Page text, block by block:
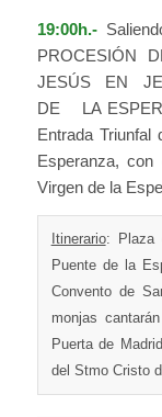
19:00h.-
PROCESIÓN
JESÚS EN
DE LA
Entrada
Esperanza,
Virgen de la
Itinerario: Plaza
Puente de la
Convento de
monjas
Puerta de
del Stmo Cristo